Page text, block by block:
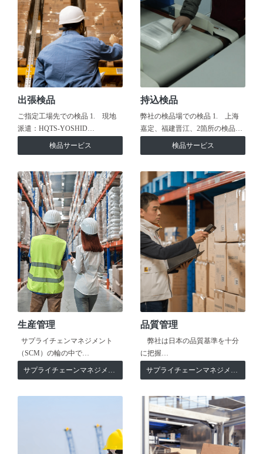
出張検品
ご指定工場先での検品 1. 現地
派遣：HQTS-YOSHID…
検品サービス
持込検品
弊社の検品場での検品 1. 上海
嘉定、福建晋江、2箇所の検品…
検品サービス
生産管理
サプライチェンマネジメント
（SCM）の輪の中で…
サプライチェーンマネジメント
品質管理
弊社は日本の品質基準を十分
に把握…
サプライチェーンマネジメント